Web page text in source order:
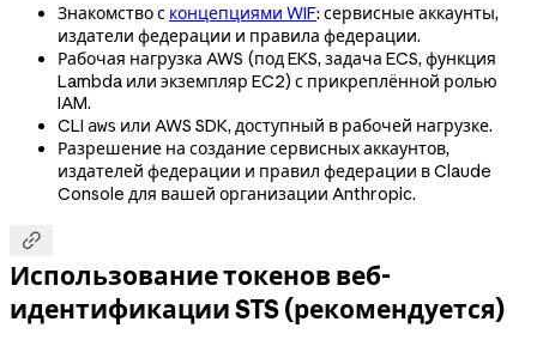
Знакомство с концепциями WIF: сервисные аккаунты,
издатели федерации и правила федерации.
Рабочая нагрузка AWS (под EKS, задача ECS, функция
Lambda или экземпляр EC2) с прикреплённой ролью
IAM.
CLI aws или AWS SDK, доступный в рабочей нагрузке.
Разрешение на создание сервисных аккаунтов,
издателей федерации и правил федерации в Claude
Console для вашей организации Anthropic.

Использование токенов веб-
идентификации STS (рекомендуется)